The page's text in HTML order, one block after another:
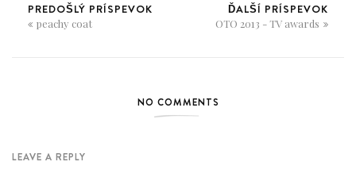
PREDOŠLÝ PRÍSPEVOK
peachy coat
ĎALŠÍ PRÍSPEVOK
OTO 2013 - TV awards
NO COMMENTS
LEAVE A REPLY